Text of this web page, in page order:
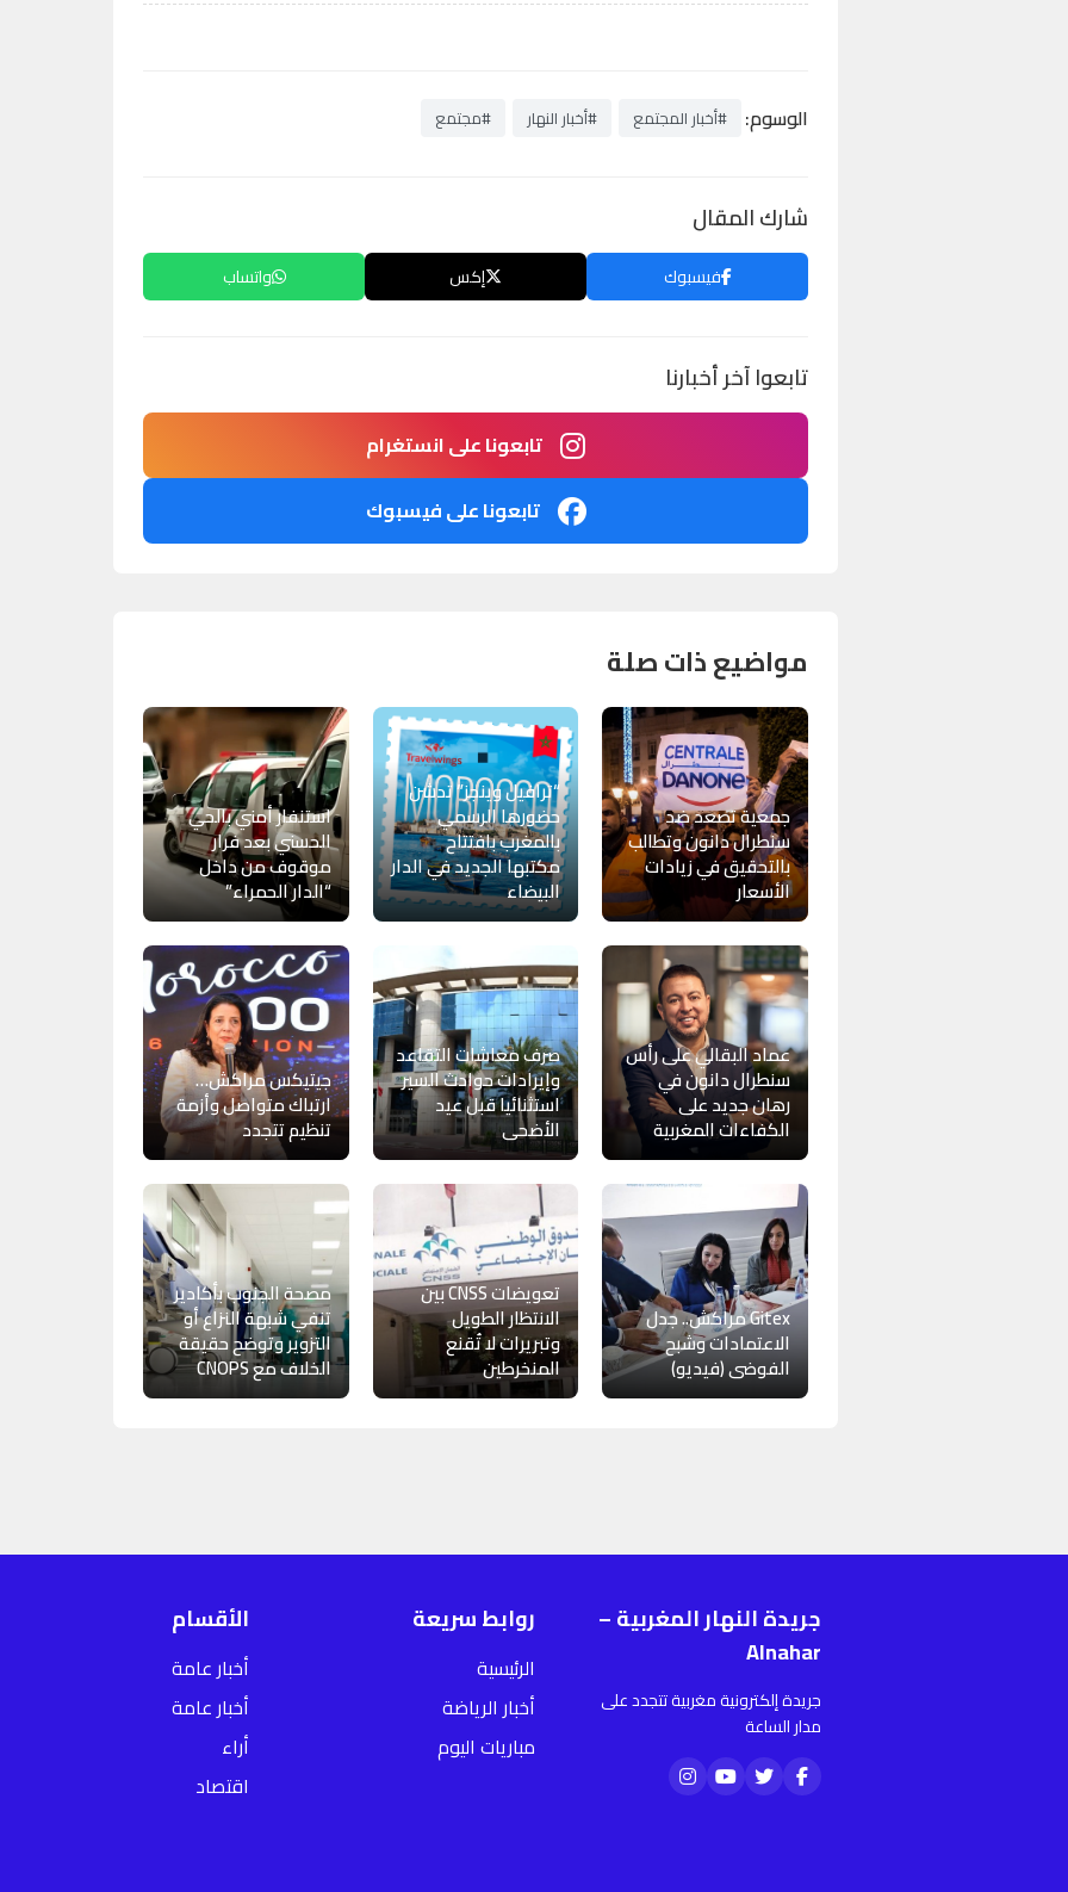
الوسوم: #أخبار المجتمع #أخبار النهار #مجتمع
شارك المقال
فيسبوك إكس واتساب
تابعوا آخر أخبارنا
تابعونا على انستغرام
تابعونا على فيسبوك
مواضيع ذات صلة
جمعية تصعد ضد
سنطرال دانون وتطالب
بالتحقيق في زيادات
الأسعار
“ترافيل وينجز” تدشن
حضورها الرسمي
بالمغرب بافتتاح
مكتبها الجديد في الدار
البيضاء
استنفار أمني بالحي
الحسني بعد فرار
موقوف من داخل
“الدار الحمراء”
عماد البقالي على رأس
سنطرال دانون في
رهان جديد على
الكفاءات المغربية
صرف معاشات التقاعد
وإيرادات حوادث السير
استثنائيا قبل عيد
الأضحى
جيتيكس مراكش…
ارتباك متواصل وأزمة
تنظيم تتجدد
Gitex مراكش.. جدل
الاعتمادات وشبح
الفوضى (فيديو)
تعويضات CNSS بين
الانتظار الطويل
وتبريرات لا تُقنع
المنخرطين
مصحة الجنوب بأكادير
تنفي شبهة النزاع أو
التزوير وتوضح حقيقة
الخلاف مع CNOPS
جريدة النهار المغربية –
Alnahar
جريدة إلكترونية مغربية تتجدد على
مدار الساعة
روابط سريعة
الرئيسية
أخبار الرياضة
مباريات اليوم
الأقسام
أخبار عامة
أخبار عامة
أراء
اقتصاد